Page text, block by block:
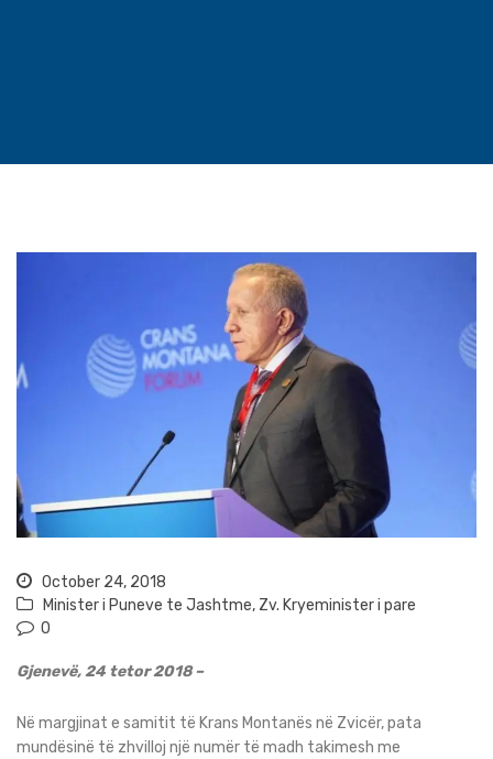
October 24, 2018
Minister i Puneve te Jashtme, Zv. Kryeminister i pare
0
Gjenevë, 24 tetor 2018 –
Në margjinat e samitit të Krans Montanës në Zvicër, pata
mundësinë të zhvilloj një numër të madh takimesh me